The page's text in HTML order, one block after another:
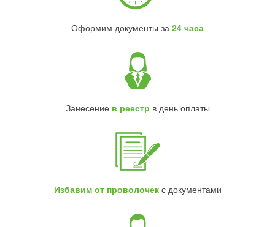
Оформим документы за 24 часа
Занесение в реестр в день оплаты
Избавим от проволочекс документами